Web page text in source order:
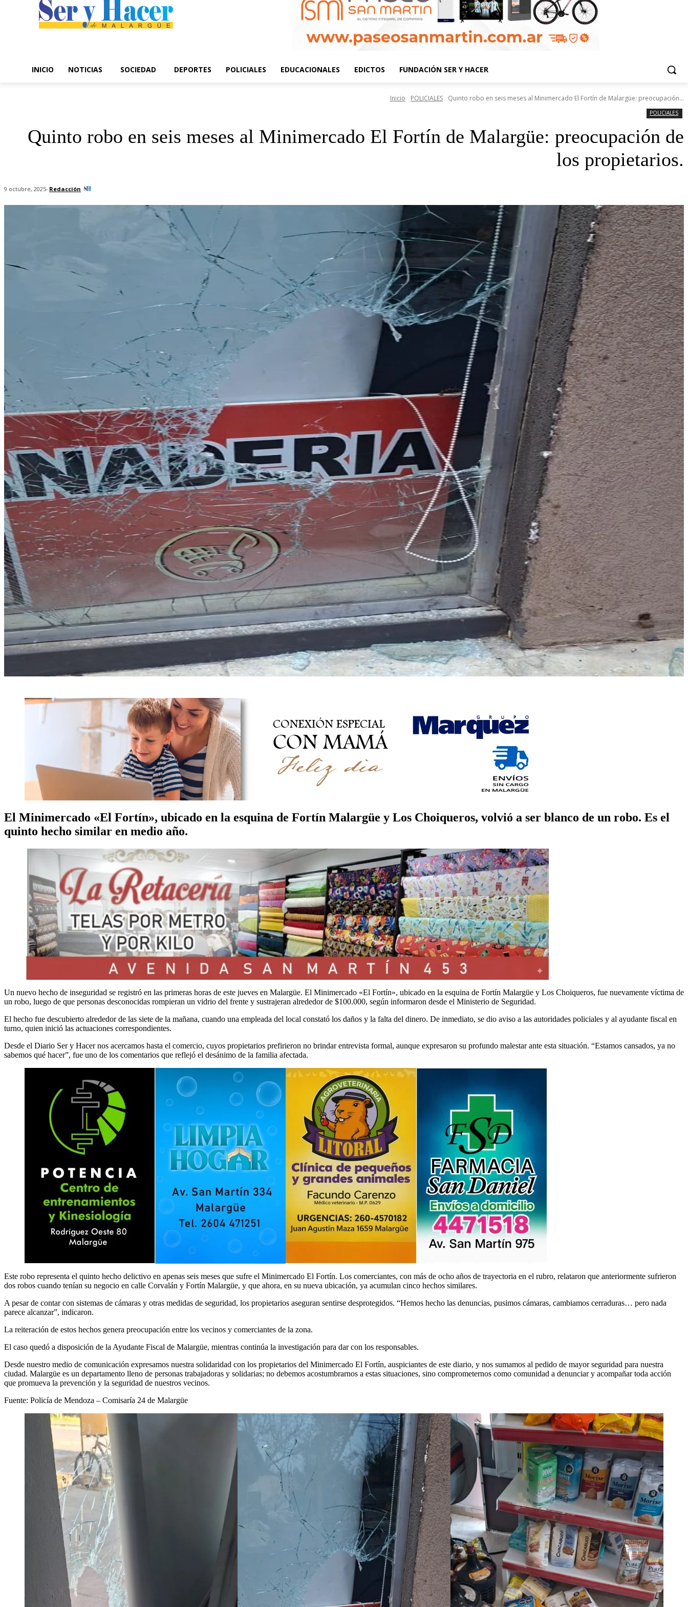
INICIO NOTICIAS SOCIEDAD DEPORTES POLICIALES EDUCACIONALES EDICTOS FUNDACIÓN SER Y HACER
Inicio POLICIALES Quinto robo en seis meses al Minimercado El Fortín de Malargüe: preocupación...
POLICIALES
Quinto robo en seis meses al Minimercado El Fortín de Malargüe: preocupación de
los propietarios.
9 octubre, 2025- Redacción
El Minimercado «El Fortín», ubicado en la esquina de Fortín Malargüe y Los Choiqueros, volvió a ser blanco de un robo. Es el
quinto hecho similar en medio año.
Un nuevo hecho de inseguridad se registró en las primeras horas de este jueves en Malargüe. El Minimercado «El Fortín», ubicado en la esquina de Fortín Malargüe y Los Choiqueros, fue nuevamente víctima de
un robo, luego de que personas desconocidas rompieran un vidrio del frente y sustrajeran alrededor de $100.000, según informaron desde el Ministerio de Seguridad.
El hecho fue descubierto alrededor de las siete de la mañana, cuando una empleada del local constató los daños y la falta del dinero. De inmediato, se dio aviso a las autoridades policiales y al ayudante fiscal en
turno, quien inició las actuaciones correspondientes.
Desde el Diario Ser y Hacer nos acercamos hasta el comercio, cuyos propietarios prefirieron no brindar entrevista formal, aunque expresaron su profundo malestar ante esta situación. “Estamos cansados, ya no
sabemos qué hacer”, fue uno de los comentarios que reflejó el desánimo de la familia afectada.
Este robo representa el quinto hecho delictivo en apenas seis meses que sufre el Minimercado El Fortín. Los comerciantes, con más de ocho años de trayectoria en el rubro, relataron que anteriormente sufrieron
dos robos cuando tenían su negocio en calle Corvalán y Fortín Malargüe, y que ahora, en su nueva ubicación, ya acumulan cinco hechos similares.
A pesar de contar con sistemas de cámaras y otras medidas de seguridad, los propietarios aseguran sentirse desprotegidos. “Hemos hecho las denuncias, pusimos cámaras, cambiamos cerraduras… pero nada
parece alcanzar”, indicaron.
La reiteración de estos hechos genera preocupación entre los vecinos y comerciantes de la zona.
El caso quedó a disposición de la Ayudante Fiscal de Malargüe, mientras continúa la investigación para dar con los responsables.
Desde nuestro medio de comunicación expresamos nuestra solidaridad con los propietarios del Minimercado El Fortín, auspiciantes de este diario, y nos sumamos al pedido de mayor seguridad para nuestra
ciudad. Malargüe es un departamento lleno de personas trabajadoras y solidarias; no debemos acostumbrarnos a estas situaciones, sino comprometernos como comunidad a denunciar y acompañar toda acción
que promueva la prevención y la seguridad de nuestros vecinos.
Fuente: Policía de Mendoza – Comisaría 24 de Malargüe